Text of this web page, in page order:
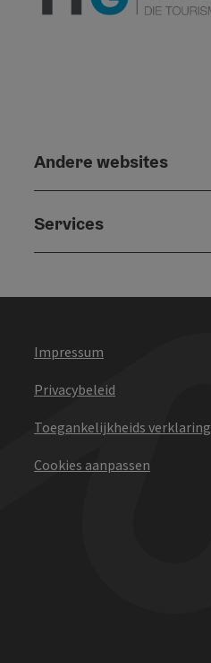
Andere websites
Services
Impressum
Privacybeleid
Toegankelijkheids verklaring
Cookies aanpassen